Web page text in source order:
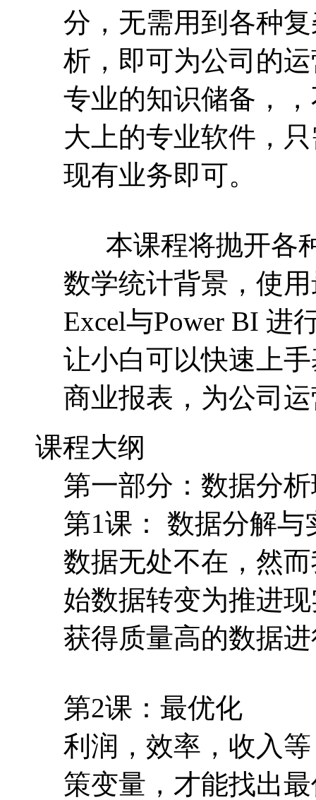
分，无需用到各种
析，即可为公司的
专业的知识储备，
大上的专业软件，
现有业务即可。
本课程将抛开各
数学统计背景，使
Excel与Power BI 进
让小白可以快速上
商业报表，为公司
课程大纲
第一部分：数据分
第1课： 数据分解与
数据无处不在，然
始数据转变为推进
获得质量高的数据
第2课：最优化
利润，效率，收入
策变量，才能找出